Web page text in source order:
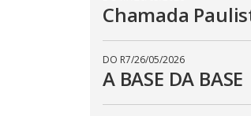
Chamada
DO R7/26/05/2026
A BASE DA BASE